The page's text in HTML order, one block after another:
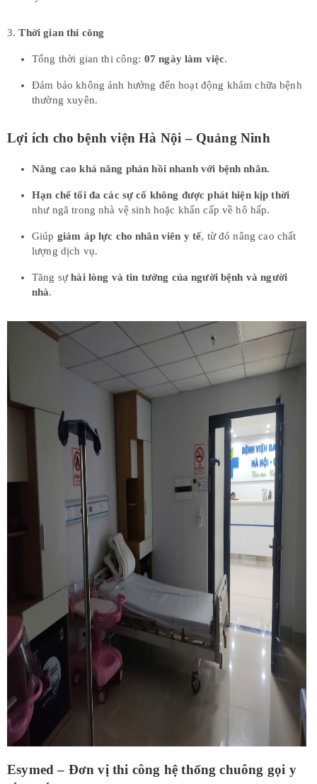
3.Thời gian thi công
Tổng thời gian thi công: 07 ngày làm việc.
Đảm bảo không ảnh hưởng đến hoạt động khám chữa bệnh
thường xuyên.
Lợi ích cho bệnh viện Hà Nội – Quảng Ninh
Nâng cao khả năng phản hồi nhanh với bệnh nhân.
Hạn chế tối đa các sự cố không được phát hiện kịp thời
như ngã trong nhà vệ sinh hoặc khẩn cấp về hô hấp.
Giúp giảm áp lực cho nhân viên y tế, từ đó nâng cao chất
lượng dịch vụ.
Tăng sựhài lòng và tin tưởng của người bệnh và người
nhà.
Esymed – Đơn vị thi công hệ thống chuông gọi y